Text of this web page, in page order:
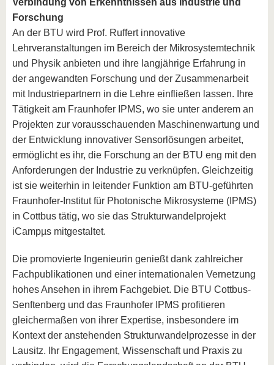
Verbindung von Erkenntnissen aus Industrie und
Forschung
An der BTU wird Prof. Ruffert innovative
Lehrveranstaltungen im Bereich der Mikrosystemtechnik
und Physik anbieten und ihre langjährige Erfahrung in
der angewandten Forschung und der Zusammenarbeit
mit Industriepartnern in die Lehre einfließen lassen. Ihre
Tätigkeit am Fraunhofer IPMS, wo sie unter anderem an
Projekten zur vorausschauenden Maschinenwartung und
der Entwicklung innovativer Sensorlösungen arbeitet,
ermöglicht es ihr, die Forschung an der BTU eng mit den
Anforderungen der Industrie zu verknüpfen. Gleichzeitig
ist sie weiterhin in leitender Funktion am BTU-geführten
Fraunhofer-Institut für Photonische Mikrosysteme (IPMS)
in Cottbus tätig, wo sie das Strukturwandelprojekt
iCampµs mitgestaltet.
Die promovierte Ingenieurin genießt dank zahlreicher
Fachpublikationen und einer internationalen Vernetzung
hohes Ansehen in ihrem Fachgebiet. Die BTU Cottbus-
Senftenberg und das Fraunhofer IPMS profitieren
gleichermaßen von ihrer Expertise, insbesondere im
Kontext der anstehenden Strukturwandelprozesse in der
Lausitz. Ihr Engagement, Wissenschaft und Praxis zu